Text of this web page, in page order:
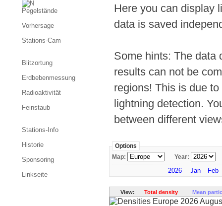
Here you can display
data is saved
Some hints: The data
results can not be
regions! This is due
lightning detection.
between different
Options
Map:
Year:
2026 Jan Feb
View: Total density Mean
Pegelstände
Vorhersage
Stations-Cam
Blitzortung
Erdbebenmessung
Radioaktivität
Feinstaub
Stations-Info
Historie
Sponsoring
Linkseite